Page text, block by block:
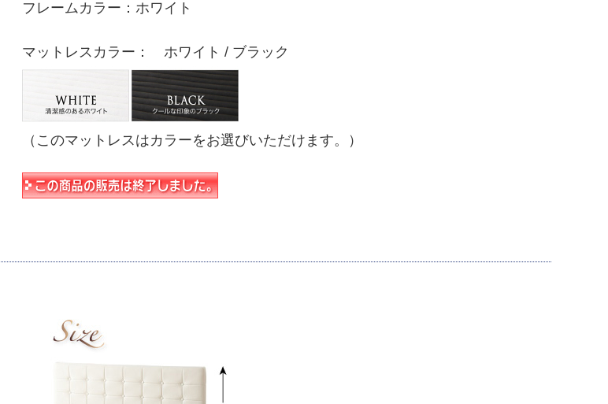
フレームカラー：ホワイト
マットレスカラー： ホワイト / ブラック
（このマットレスはカラーをお選びいただけます。）